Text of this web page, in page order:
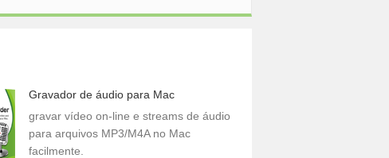
Gravador de áudio para Mac
gravar vídeo on-line e streams de áudio
para arquivos MP3/M4A no Mac
facilmente.